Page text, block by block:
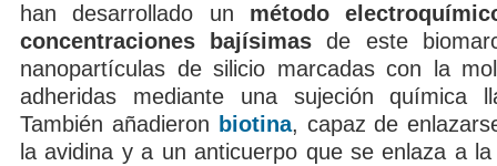
han desarrollado un método
concentraciones bajísimas de este
nanopartículas de silicio marcadas con la
adheridas mediante una sujeción química
También añadieron biotina, capaz de
la avidina y a un anticuerpo que se enlaza a